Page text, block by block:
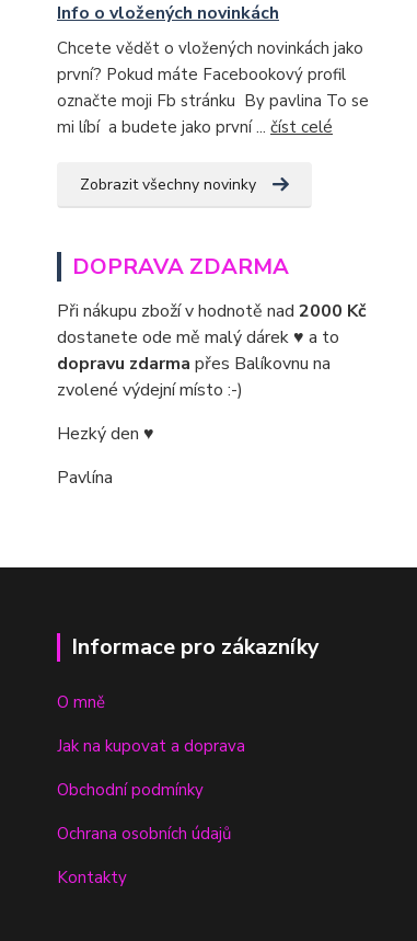
Info o vložených novinkách
Chcete vědět o vložených novinkách jako
první? Pokud máte Facebookový profil
označte moji Fb stránku By pavlina To se
mi líbí a budete jako první ... číst celé
Zobrazit všechny novinky
DOPRAVA ZDARMA
Při nákupu zboží v hodnotě nad 2000 Kč
dostanete ode mě malý dárek ♥ a to
dopravu zdarma přes Balíkovnu na
zvolené výdejní místo :-)
Hezký den ♥
Pavlína
Informace pro zákazníky
O mně
Jak na kupovat a doprava
Obchodní podmínky
Ochrana osobních údajů
Kontakty